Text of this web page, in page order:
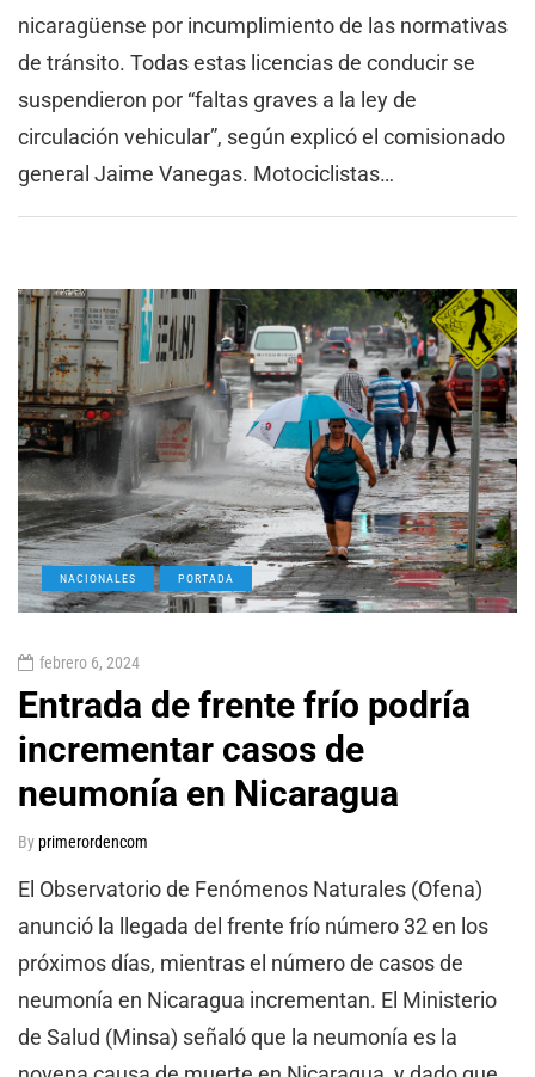
nicaragüense por incumplimiento de las normativas
de tránsito. Todas estas licencias de conducir se
suspendieron por “faltas graves a la ley de
circulación vehicular”, según explicó el comisionado
general Jaime Vanegas. Motociclistas…
NACIONALES PORTADA
febrero 6, 2024
Entrada de frente frío podría
incrementar casos de
neumonía en Nicaragua
Byprimerordencom
El Observatorio de Fenómenos Naturales (Ofena)
anunció la llegada del frente frío número 32 en los
próximos días, mientras el número de casos de
neumonía en Nicaragua incrementan. El Ministerio
de Salud (Minsa) señaló que la neumonía es la